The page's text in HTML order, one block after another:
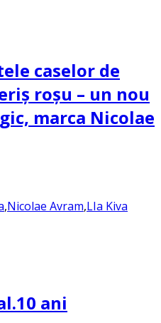
caselor de
roșu – un nou
marca Nicolae
,Nicolae Avram,LIa Kiva
ani